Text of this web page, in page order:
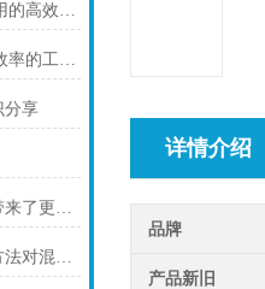
ZS高效振动筛是多行业应用的高效筛分设备
ZS高效振动筛是提升筛分效率的工业设备
分享
干法制粒机为颗粒化过程带来了更高的效率和质量
槽形混合机是一种以机械方法对混合物料产生剪切力而到达混合意图的设备
详情介绍
品牌
产品新旧